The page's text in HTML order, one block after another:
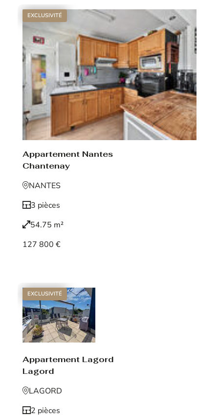
EXCLUSIVITÉ
Appartement Nantes
Chantenay
NANTES
3 pièces
54.75 m²
127 800 €
EXCLUSIVITÉ
Appartement Lagord
Lagord
LAGORD
2 pièces